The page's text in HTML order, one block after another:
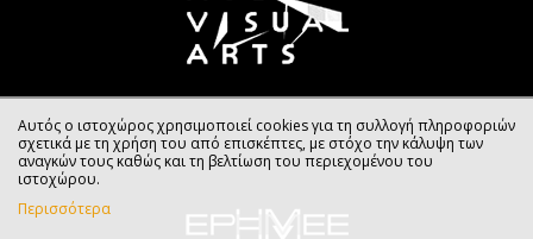
Αυτός ο ιστοχώρος χρησιμοποιεί cookies για τη συλλογή πληροφοριών
σχετικά με τη χρήση του από επισκέπτες, με στόχο την κάλυψη των
αναγκών τους καθώς και τη βελτίωση του περιεχομένου του
ιστοχώρου.
Περισσότερα